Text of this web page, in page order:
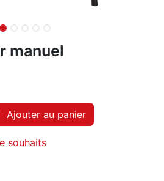
manuel
Ajouter au panier
souhaits